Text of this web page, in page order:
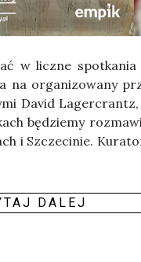
w licz­ne
na orga­ni­zo­wa­ny
David
będzie­my
i Szcze­ci­nie.
DALEJ